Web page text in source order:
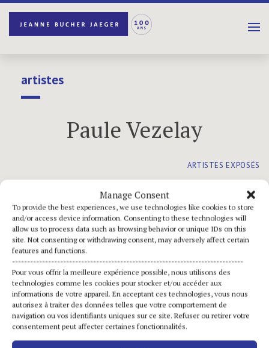
Manage Consent
To provide the best experiences, we use technologies like cookies to store
and/or access device information. Consenting to these technologies will
allow us to process data such as browsing behavior or unique IDs on this
site. Not consenting or withdrawing consent, may adversely affect certain
features and functions.
-----------------------------------------------------------------------------
Pour vous offrir la meilleure expérience possible, nous utilisons des
technologies comme les cookies pour stocker et/ou accéder aux
informations de votre appareil. En acceptant ces technologies, vous nous
autorisez à traiter des données telles que votre comportement de
navigation ou vos identifiants uniques sur ce site. Refuser ou retirer votre
consentement peut affecter certaines fonctionnalités.
artistes
Paule Vezelay
ARTISTES EXPOSÉS
Espace Marais
5 rue de Saintonge
75 003 Paris – France
T +33 1 42 72 60 42